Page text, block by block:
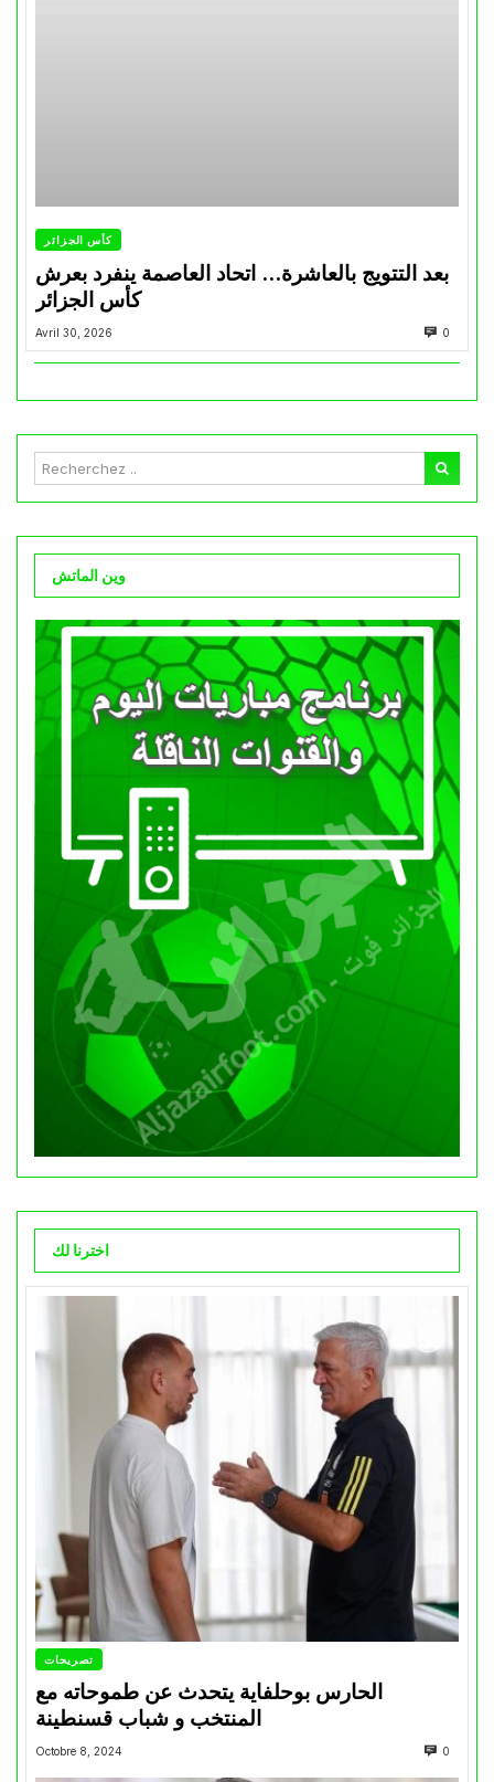
كأس الجزائر
بعد التتويج بالعاشرة… اتحاد العاصمة ينفرد بعرش
كأس الجزائر
Avril 30, 2026 0
وين الماتش
اخترنا لك
تصريحات
الحارس بوحلفاية يتحدث عن طموحاته مع
المنتخب و شباب قسنطينة
Octobre 8, 2024 0